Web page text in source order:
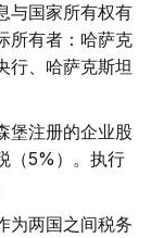
与国家所有权有
所有者：哈萨克
行、哈萨克斯坦
堡注册的企业股
（5%）。执行
为两国之间税务